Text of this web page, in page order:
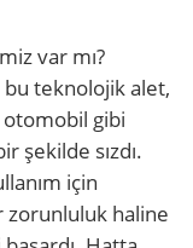
var mı?
bu teknolojik alet,
otomobil gibi
şekilde sızdı.
için
zorunluluk haline